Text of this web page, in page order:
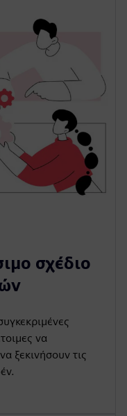
σχέδιο
να
ξεκινήσουν τις